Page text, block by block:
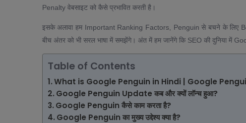
Penalty वेबसाइट को कैसे प्रभावित करती है।
इसके अलावा हम Important Ranking Factors, Penguin से बचने के
बीच अंतर को भी सरल भाषा में समझेंगे। अंत में हम जानेंगे कि SEO की दुनिया में
Table of Contents
What is Google Penguin in Hindi | Google Penguin
Google Penguin Update कब और क्यों लॉन्च हुआ?
Google Penguin कैसे काम करता है?
Google Penguin का मुख्य उद्देश्य क्या है?